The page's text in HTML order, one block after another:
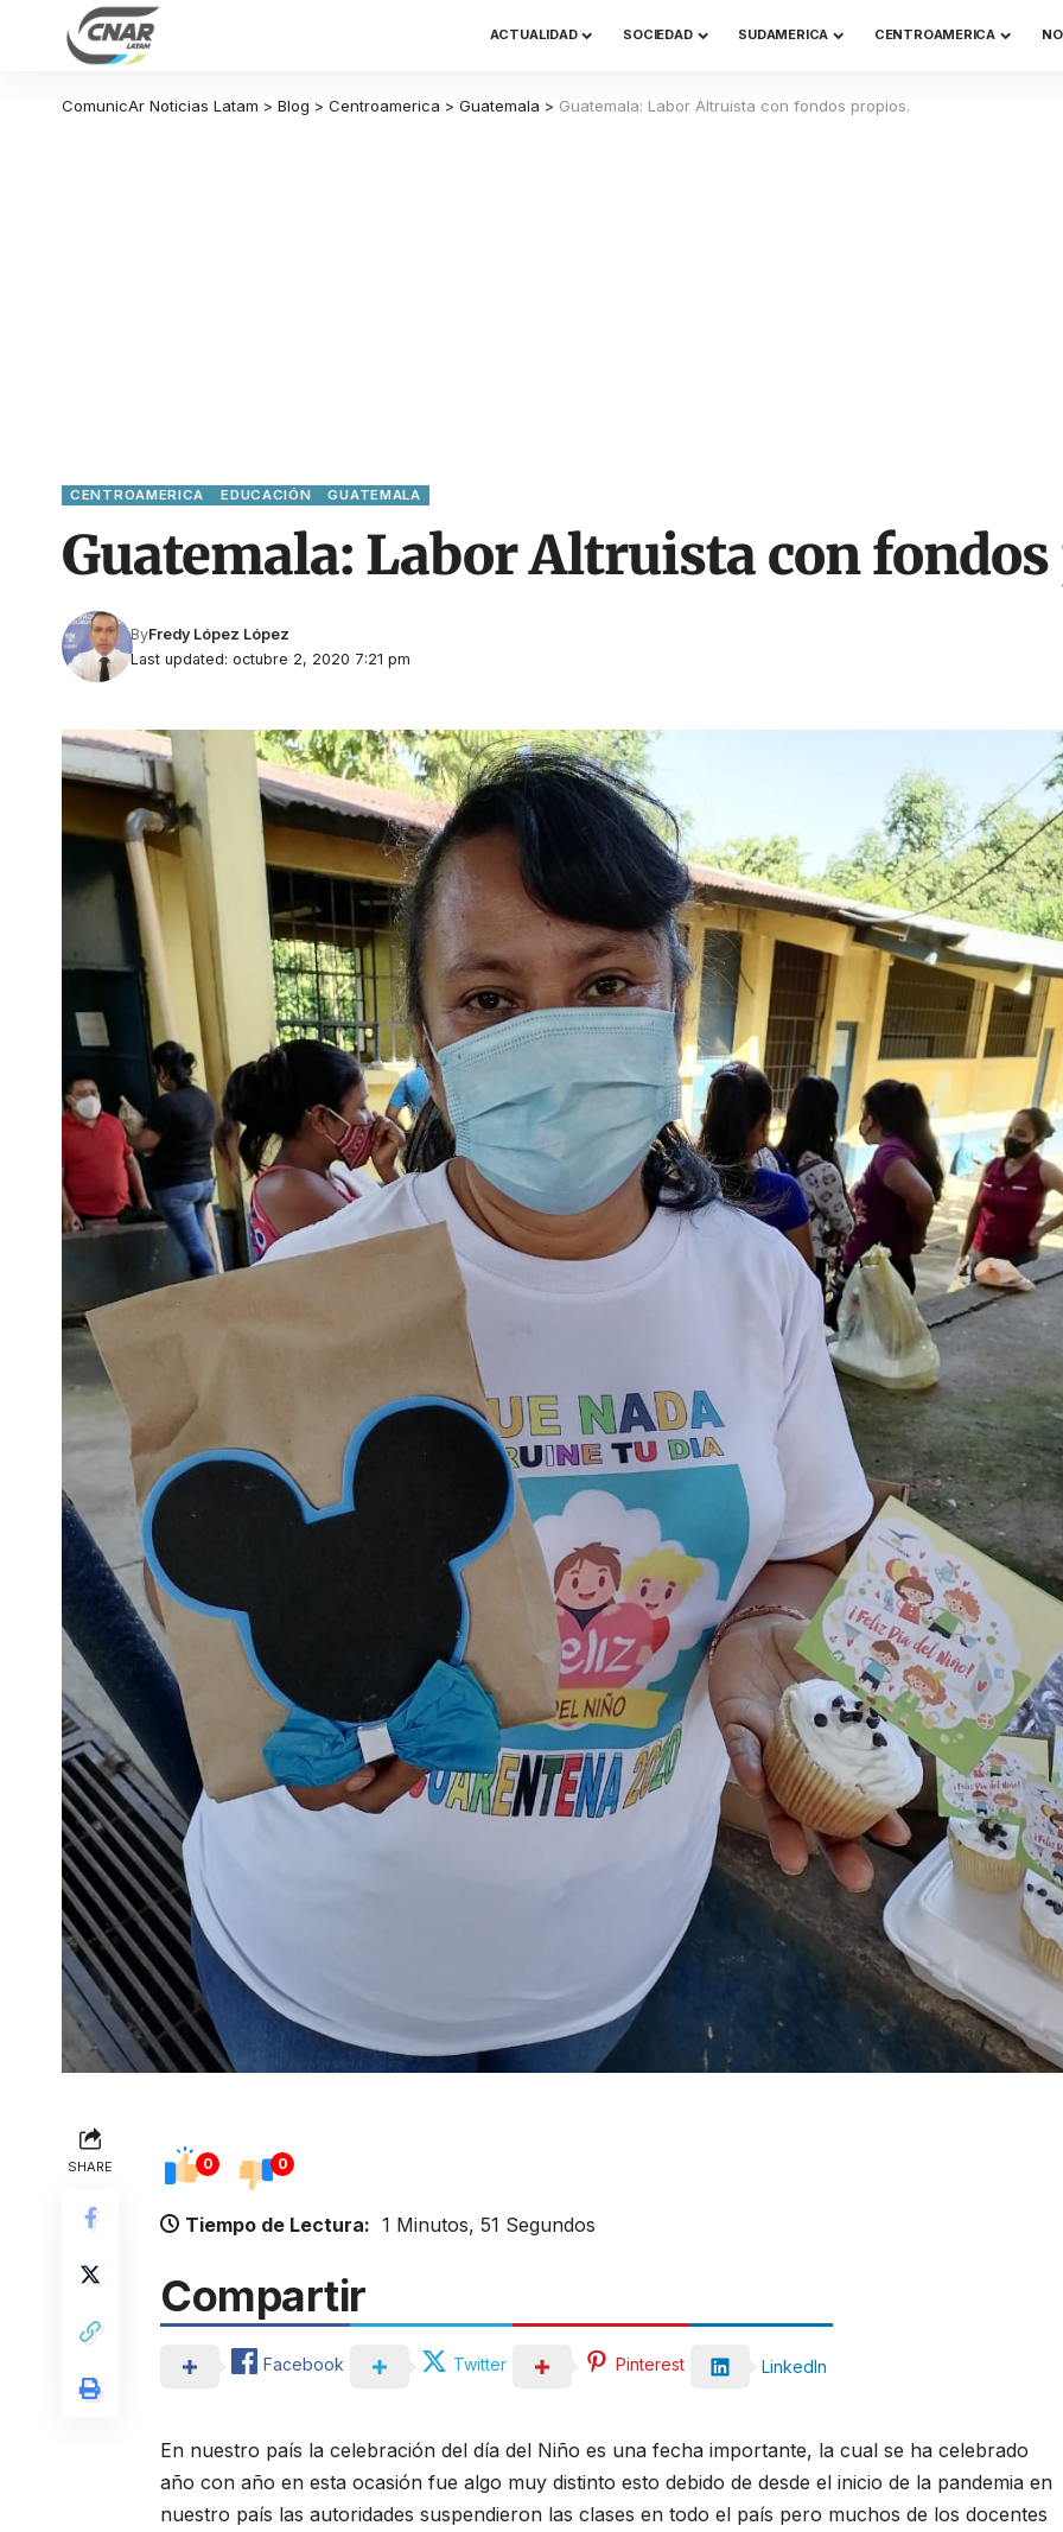
ACTUALIDAD SOCIEDAD SUDAMERICA CENTROAMERICA
ComunicAr Noticias Latam > Blog > Centroamerica > Guatemala > Guatemala: Labor Altruista con fondos propios.
CENTROAMERICA EDUCACIÓN GUATEMALA
Guatemala: Labor Altruista con
Last updated: octubre 2, 2020 7:21 pm
ByFredy López López
SHARE 0 0
Tiempo de Lectura: 1 Minutos, 51 Segundos
Compartir
Facebook Twitter Pinterest LinkedIn
En nuestro país la celebración del día del Niño es una fecha importante, la cual se ha celebrado
año con año en esta ocasión fue algo muy distinto esto debido de desde el inicio de la pandemia en
nuestro país las autoridades suspendieron las clases en todo el país pero muchos de los docentes